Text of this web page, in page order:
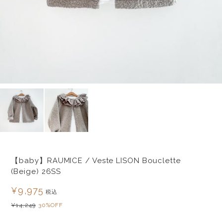
【baby】RAUMICE / Veste LISON Bouclette
(Beige) 26SS
¥9,975 税込
¥14,249 30%OFF